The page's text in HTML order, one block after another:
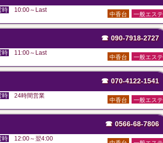
時 10:00～Last
一般エステ
中香台
☎ 090-7918-2727
時 11:00～Last
一般エステ
中香台
☎ 070-4122-1541
時 24時間営業
一般エステ
中香台
☎ 0566-68-7806
時 12:00～翌4:00